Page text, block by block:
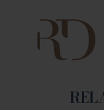
- 26100